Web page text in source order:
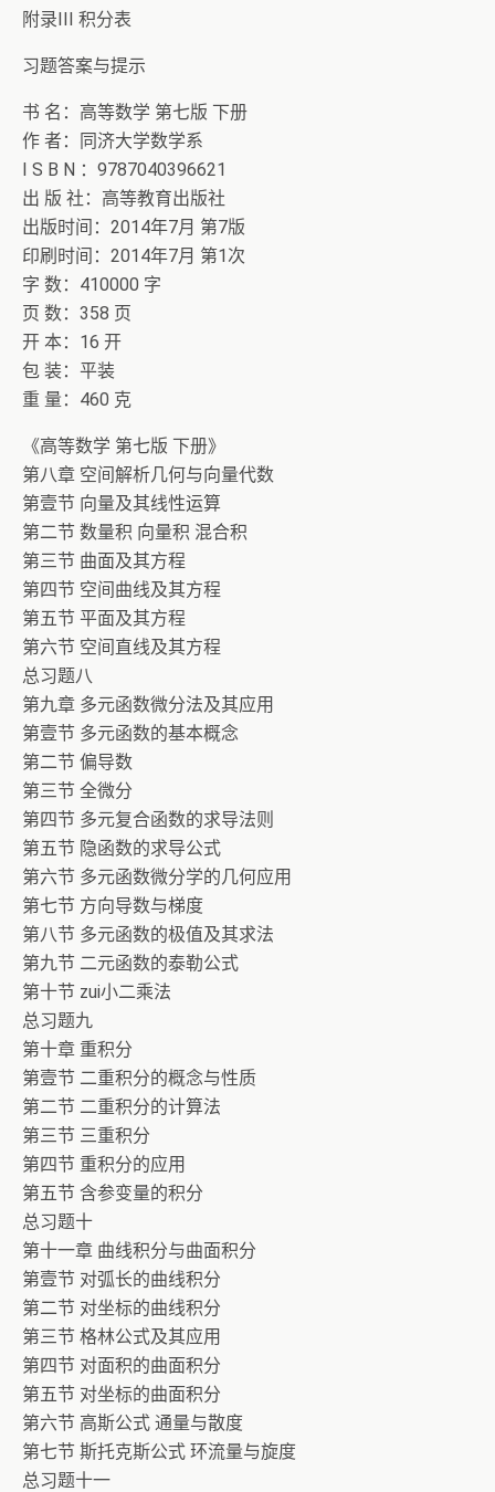
附录III 积分表
习题答案与提示
书 名：高等数学 第七版 下册
作 者：同济大学数学系
I S B N ：9787040396621
出 版 社：高等教育出版社
出版时间：2014年7月 第7版
印刷时间：2014年7月 第1次
字 数：410000 字
页 数：358 页
开 本：16 开
包 装：平装
重 量：460 克
《高等数学 第七版 下册》
第八章 空间解析几何与向量代数
第壹节 向量及其线性运算
第二节 数量积 向量积 混合积
第三节 曲面及其方程
第四节 空间曲线及其方程
第五节 平面及其方程
第六节 空间直线及其方程
总习题八
第九章 多元函数微分法及其应用
第壹节 多元函数的基本概念
第二节 偏导数
第三节 全微分
第四节 多元复合函数的求导法则
第五节 隐函数的求导公式
第六节 多元函数微分学的几何应用
第七节 方向导数与梯度
第八节 多元函数的极值及其求法
第九节 二元函数的泰勒公式
第十节 zui小二乘法
总习题九
第十章 重积分
第壹节 二重积分的概念与性质
第二节 二重积分的计算法
第三节 三重积分
第四节 重积分的应用
第五节 含参变量的积分
总习题十
第十一章 曲线积分与曲面积分
第壹节 对弧长的曲线积分
第二节 对坐标的曲线积分
第三节 格林公式及其应用
第四节 对面积的曲面积分
第五节 对坐标的曲面积分
第六节 高斯公式 通量与散度
第七节 斯托克斯公式 环流量与旋度
总习题十一